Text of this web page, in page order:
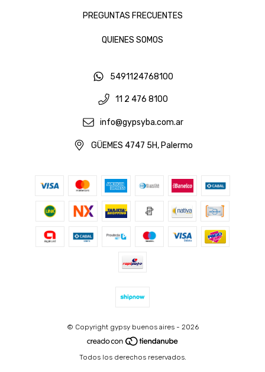
PREGUNTAS FRECUENTES
QUIENES SOMOS
5491124768100
11 2 476 8100
info@gypsyba.com.ar
GÜEMES 4747 5H, Palermo
© Copyright gypsy buenos aires - 2026
Todos los derechos reservados.